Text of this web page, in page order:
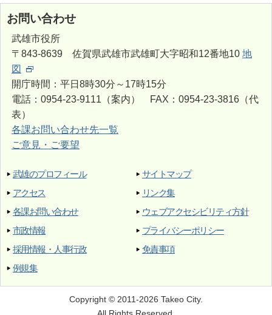
お問い合わせ
武雄市役所
〒843-8639 佐賀県武雄市武雄町大字昭和12番地10 地
図
開庁時間：平日8時30分～17時15分
電話：0954-23-9111（案内） FAX：0954-23-3816（代
表）
各課お問い合わせ先一覧
ご意見・ご要望
武雄のプロフィール
アクセス
各課お問い合わせ
市政情報
採用情報・人事行政
例規集
サイトマップ
リンク集
ウェブアクセシビリティ方針
プライバシーポリシー
免責事項
Copyright © 2011-2026 Takeo City.